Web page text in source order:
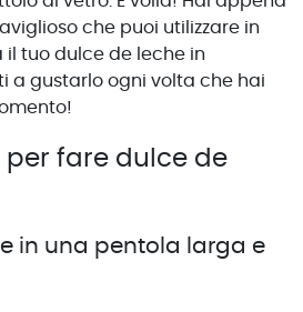
che puoi utilizzare in
il tuo dulce de leche in
a gustarlo ogni volta che hai
per fare dulce de
in una pentola larga e